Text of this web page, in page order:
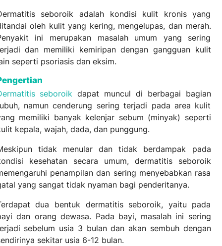
seboroik adalah kondisi kulit kronis yang
oleh kulit yang kering, mengelupas, dan merah.
ini merupakan masalah umum yang sering
dan memiliki kemiripan dengan gangguan kulit
seperti psoriasis dan eksim.
seboroik dapat muncul di berbagai bagian
namun cenderung sering terjadi pada area kulit
memiliki banyak kelenjar sebum (minyak) seperti
kepala, wajah, dada, dan punggung.
tidak menular dan tidak berdampak pada
kesehatan secara umum, dermatitis seboroik
penampilan dan sering menyebabkan rasa
yang sangat tidak nyaman bagi penderitanya.
dua bentuk dermatitis seboroik, yaitu pada
dan orang dewasa. Pada bayi, masalah ini sering
sebelum usia 3 bulan dan akan sembuh dengan
sekitar usia 6-12 bulan.